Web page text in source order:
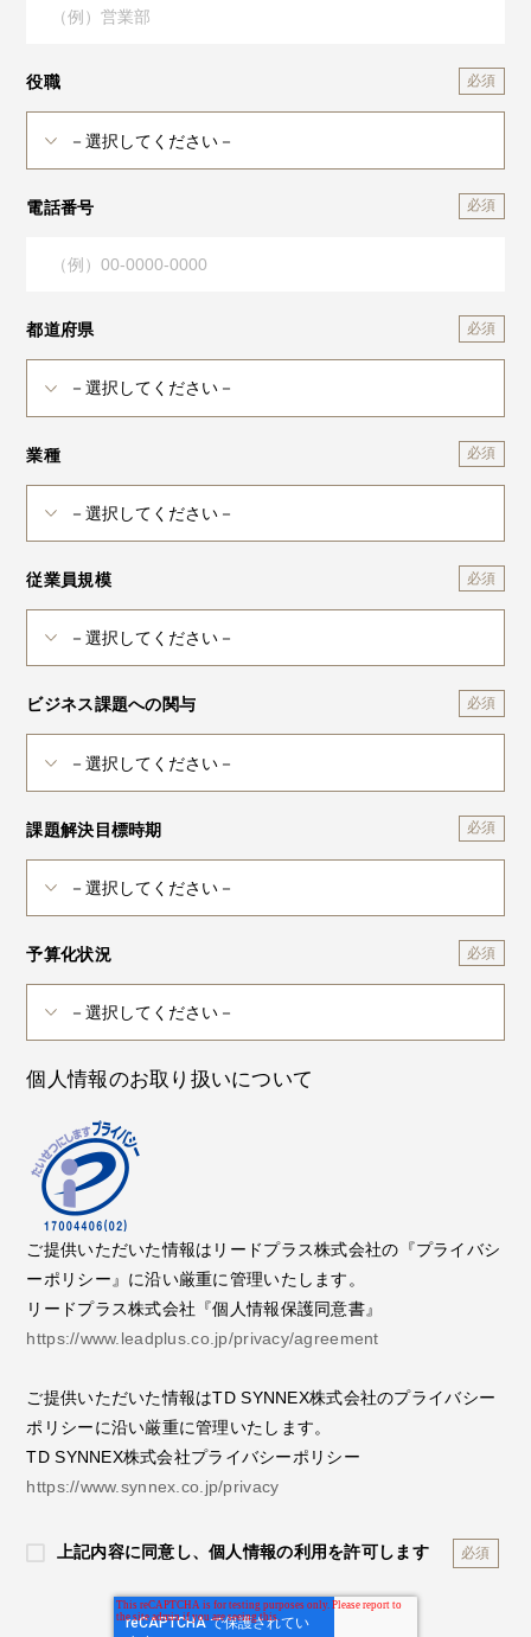
役職
電話番号
都道府県
業種
従業員規模
ビジネス課題への関与
課題解決目標時期
予算化状況
個人情報のお取り扱いについて
ご提供いただいた情報はリードプラス株式会社の『プライバシ
ーポリシー』に沿い厳重に管理いたします。
リードプラス株式会社『個人情報保護同意書』
https://www.leadplus.co.jp/privacy/agreement
ご提供いただいた情報はTD SYNNEX株式会社のプライバシー
ポリシーに沿い厳重に管理いたします。
TD SYNNEX株式会社プライバシーポリシー
https://www.synnex.co.jp/privacy
上記内容に同意し、個人情報の利用を許可します